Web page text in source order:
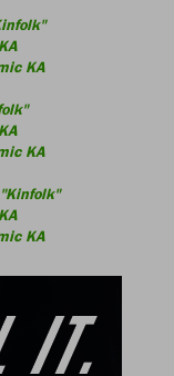
KA
KA
KA